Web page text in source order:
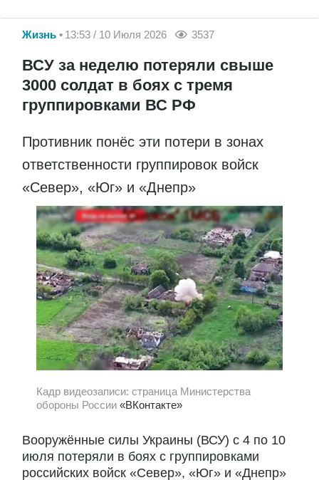
Жизнь 13:53 / 10 Июля 2026 3537
ВСУ за неделю потеряли свыше
3000 солдат в боях с тремя
группировками ВС РФ
Противник понёс эти потери в зонах
ответственности группировок войск
«Север», «Юг» и «Днепр»
Кадр видеозаписи: страница Министерства
обороны России «ВКонтакте»
Вооружённые силы Украины (ВСУ) с 4 по 10
июля потеряли в боях с группировками
российских войск «Север», «Юг» и «Днепр»